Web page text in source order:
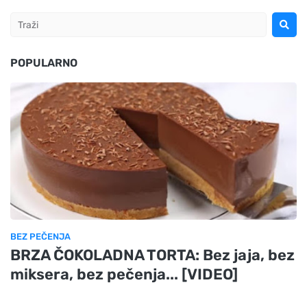
POPULARNO
BEZ PEČENJA
BRZA ČOKOLADNA TORTA: Bez jaja, bez
miksera, bez pečenja... [VIDEO]